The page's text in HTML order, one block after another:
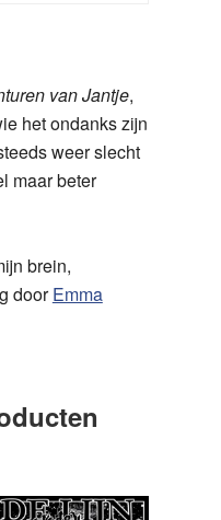
van Jantje,
het ondanks zijn
weer slecht
maar beter
brein,
doorEmma